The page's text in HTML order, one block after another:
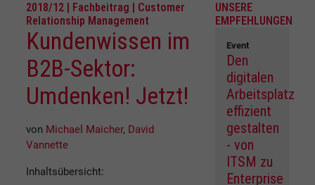
2018/12 | Fachbeitrag | Customer
Relationship Management
Kundenwissen im
B2B-Sektor:
Umdenken! Jetzt!
von Michael Maicher, David
Vannette
Inhaltsübersicht:
UNSERE
EMPFEHLUNGEN
Event
Den
digitalen
Arbeitsplatz
effizient
gestalten
- von
ITSM zu
Enterprise